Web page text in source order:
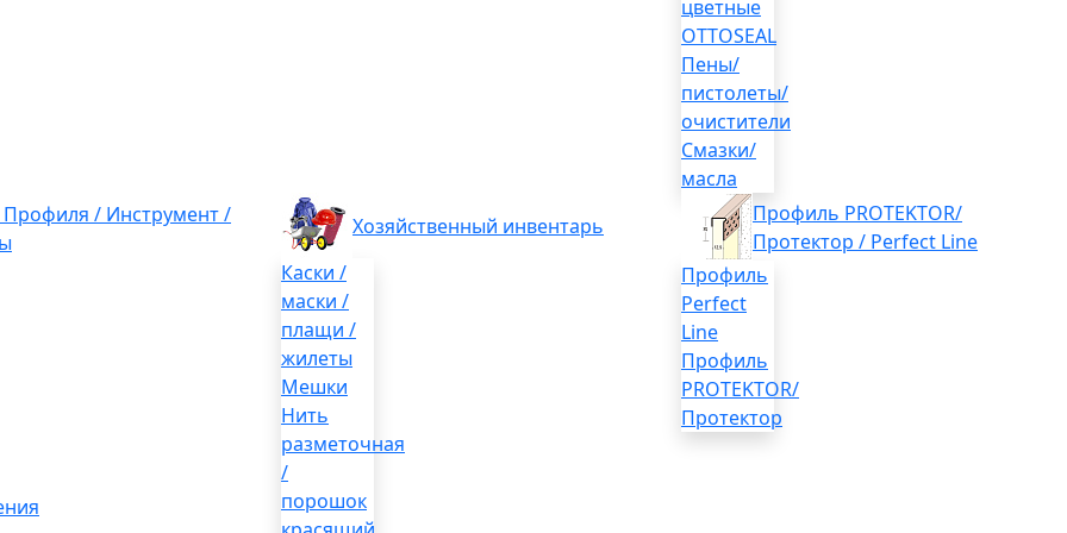
цветные
OTTOSEAL
Пены/
пистолеты/
очистители
Смазки/
масла
Профиля / Инструмент /
Хозяйственный инвентарь
Каски /
маски /
плащи /
жилеты
Мешки
Нить
разметочная
/
порошок
Профиль PROTEKTOR/
Протектор / Perfect Line
Профиль
Perfect
Line
Профиль
PROTEKTOR/
Протектор